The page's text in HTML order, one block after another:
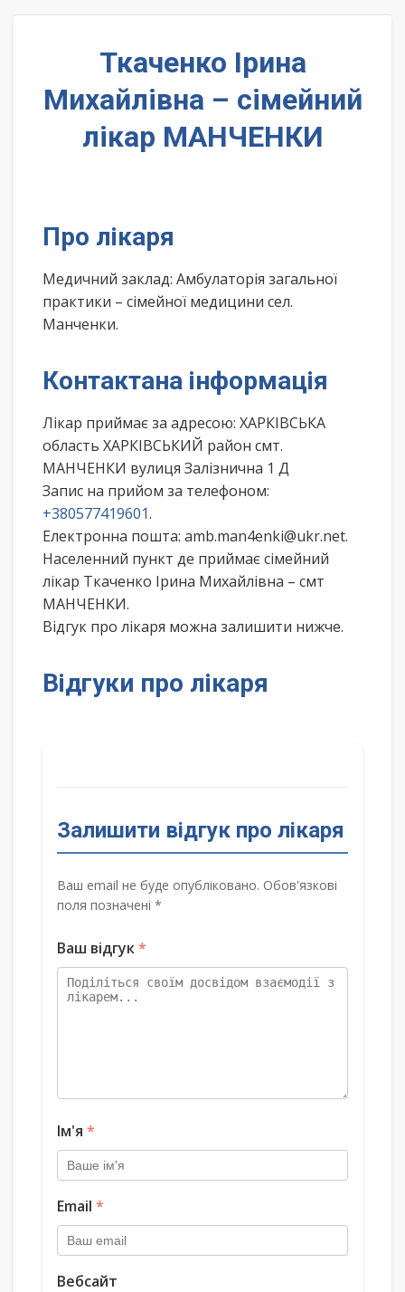
Ткаченко Ірина
Михайлівна – сімейний
лікар МАНЧЕНКИ
Про лікаря
Медичний заклад: Амбулаторія загальної
практики – сімейної медицини сел.
Манченки.
Контактана інформація
Лікар приймає за адресою: ХАРКІВСЬКА
область ХАРКІВСЬКИЙ район смт.
МАНЧЕНКИ вулиця Залізнична 1 Д
Запис на прийом за телефоном:
+380577419601.
Електронна пошта: amb.man4enki@ukr.net.
Населенний пункт де приймає сімейний
лікар Ткаченко Ірина Михайлівна – смт
МАНЧЕНКИ.
Відгук про лікаря можна залишити нижче.
Відгуки про лікаря
Залишити відгук про лікаря
Ваш email не буде опубліковано. Обов'язкові
поля позначені *
Ваш відгук*
Ім'я *
Email *
Вебсайт